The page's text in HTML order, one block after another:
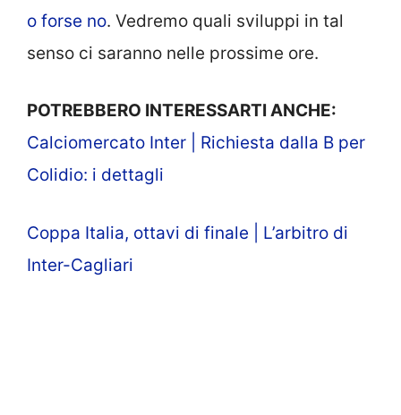
o forse no. Vedremo quali sviluppi in tal
senso ci saranno nelle prossime ore.
POTREBBERO INTERESSARTI ANCHE:
Calciomercato Inter | Richiesta dalla B per
Colidio: i dettagli
Coppa Italia, ottavi di finale | L’arbitro di
Inter-Cagliari